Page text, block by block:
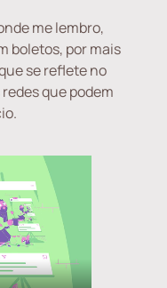
me lembro,
boletos, por mais
se reflete no
que podem